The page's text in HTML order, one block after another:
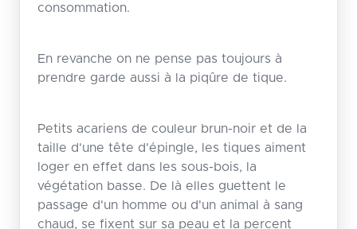
consommation.
En revanche on ne pense pas toujours à
prendre garde aussi à la piqûre de tique.
Petits acariens de couleur brun-noir et de la
taille d'une tête d'épingle, les tiques aiment
loger en effet dans les sous-bois, la
végétation basse. De là elles guettent le
passage d'un homme ou d'un animal à sang
chaud, se fixent sur sa peau et la percent